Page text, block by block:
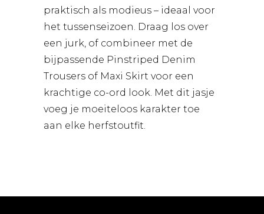
praktisch als modieus – ideaal voor
het tussenseizoen. Draag los over
een jurk, of combineer met de
bijpassende Pinstriped Denim
Trousers of Maxi Skirt voor een
krachtige co-ord look. Met dit jasje
voeg je moeiteloos karakter toe
aan elke herfstoutfit.